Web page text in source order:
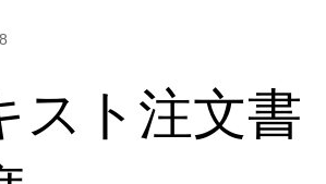
スト注文書